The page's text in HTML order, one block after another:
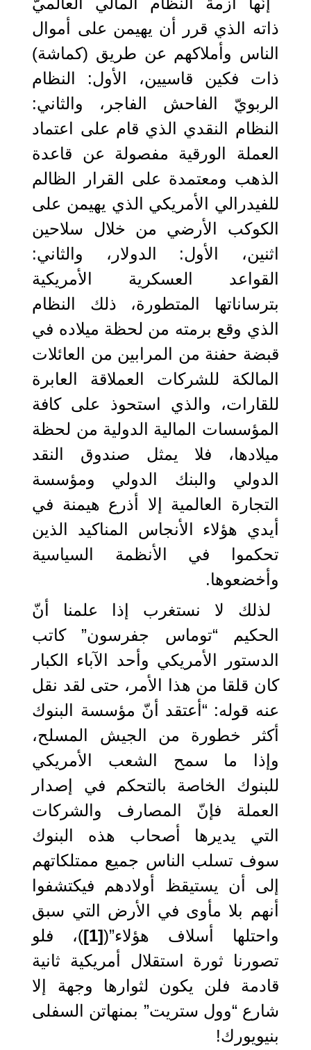
ذاته الذي قرر أن يهيمن على أموال
الناس وأملاكهم عن طريق (كماشة)
ذات فكين قاسيين، الأول: النظام
الربويّ الفاحش الفاجر، والثاني:
النظام النقدي الذي قام على اعتماد
العملة الورقية مفصولة عن قاعدة
الذهب ومعتمدة على القرار الظالم
للفيدرالي الأمريكي الذي يهيمن على
الكوكب الأرضي من خلال سلاحين
اثنين، الأول: الدولار، والثاني:
القواعد العسكرية الأمريكية
بترساناتها المتطورة، ذلك النظام
الذي وقع برمته من لحظة ميلاده في
قبضة حفنة من المرابين من العائلات
المالكة للشركات العملاقة العابرة
للقارات، والذي استحوذ على كافة
المؤسسات المالية الدولية من لحظة
ميلادها، فلا يمثل صندوق النقد
الدولي والبنك الدولي ومؤسسة
التجارة العالمية إلا أذرع هيمنة في
أيدي هؤلاء الأنجاس المناكيد الذين
تحكموا في الأنظمة السياسية
وأخضعوها.
لذلك لا نستغرب إذا علمنا أنّ
الحكيم “توماس جفرسون” كاتب
الدستور الأمريكي وأحد الآباء الكبار
كان قلقا من هذا الأمر، حتى لقد نقل
عنه قوله: “أعتقد أنّ مؤسسة البنوك
أكثر خطورة من الجيش المسلح،
وإذا ما سمح الشعب الأمريكي
للبنوك الخاصة بالتحكم في إصدار
العملة فإنّ المصارف والشركات
التي يديرها أصحاب هذه البنوك
سوف تسلب الناس جميع ممتلكاتهم
إلى أن يستيقظ أولادهم فيكتشفوا
أنهم بلا مأوى في الأرض التي سبق
واحتلها أسلاف هؤلاء”([1]
)، فلو
تصورنا ثورة استقلال أمريكية ثانية
قادمة فلن يكون لثوارها وجهة إلا
شارع “وول ستريت” بمنهاتن السفلى
بنيويورك!